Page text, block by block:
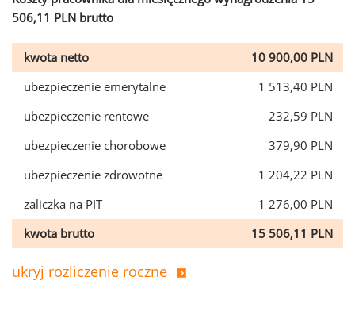
506,11 PLN brutto
kwota netto
10 900,00 PLN
ubezpieczenie emerytalne
1 513,40 PLN
ubezpieczenie rentowe
232,59 PLN
ubezpieczenie chorobowe
379,90 PLN
ubezpieczenie zdrowotne
1 204,22 PLN
zaliczka na PIT
1 276,00 PLN
kwota brutto
15 506,11 PLN
ukryj rozliczenie roczne